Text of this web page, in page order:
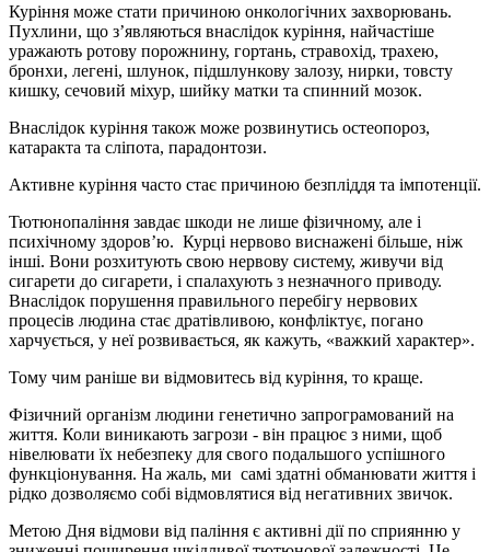
Куріння може стати причиною онкологічних захворювань.
Пухлини, що з’являються внаслідок куріння, найчастіше
уражають ротову порожнину, гортань, стравохід, трахею,
бронхи, легені, шлунок, підшлункову залозу, нирки, товсту
кишку, сечовий міхур, шийку матки та спинний мозок.
Внаслідок куріння також може розвинутись остеопороз,
катаракта та сліпота, парадонтози.
Активне куріння часто стає причиною безпліддя та імпотенції.
Тютюнопаління завдає шкоди не лише фізичному, але і
психічному здоров’ю. Курці нервово виснажені більше, ніж
інші. Вони розхитують свою нервову систему, живучи від
сигарети до сигарети, і спалахують з незначного приводу.
Внаслідок порушення правильного перебігу нервових
процесів людина стає дратівливою, конфліктує, погано
харчується, у неї розвивається, як кажуть, «важкий характер».
Тому чим раніше ви відмовитесь від куріння, то краще.
Фізичний організм людини генетично запрограмований на
життя. Коли виникають загрози - він працює з ними, щоб
нівелювати їх небезпеку для свого подальшого успішного
функціонування. На жаль, ми самі здатні обманювати життя і
рідко дозволяємо собі відмовлятися від негативних звичок.
Метою Дня відмови від паління є активні дії по сприянню у